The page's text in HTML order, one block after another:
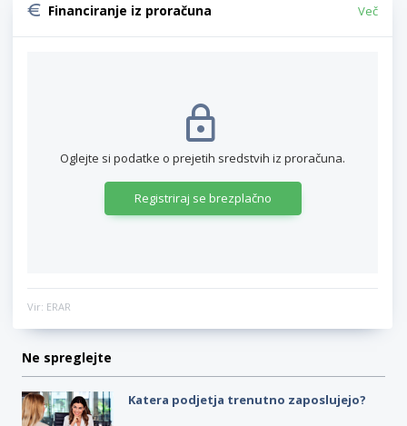
Financiranje iz proračuna Več
Oglejte si podatke o prejetih sredstvih iz proračuna.
Registriraj se brezplačno
Vir: ERAR
Ne spreglejte
Katera podjetja trenutno zaposlujejo?